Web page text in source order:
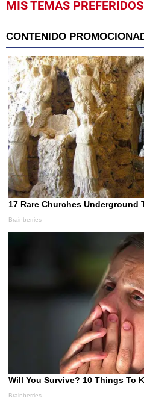
seconds
minute,
40
seconds
MIS TEMAS PREFERIDOS